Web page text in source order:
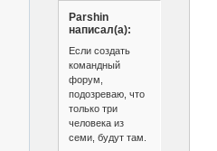
Parshin
написал(а):
Если создать
командный
форум,
подозреваю, что
только три
человека из
семи, будут там.